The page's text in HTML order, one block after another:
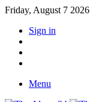
Friday, August 7 2026
Sign in
Menu